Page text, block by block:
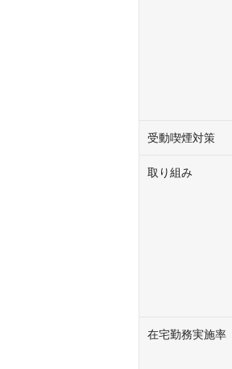
受動喫煙対策
取り組み
在宅勤務実施率